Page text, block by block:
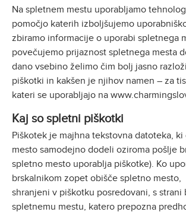
Na spletnem mestu uporabljamo
pomočjo katerih izboljšujemo
zbiramo informacije o uporabi spletnega
povečujemo prijaznost spletnega mesta
dano vsebino želimo čim bolj jasno
piškotki in kakšen je njihov namen – za
kateri se uporabljajo na
Kaj so spletni piškotki
Piškotek je majhna tekstovna datoteka,
mesto samodejno dodeli oziroma pošlje
spletno mesto uporablja piškotke). Ko
brskalnikom zopet obišče spletno mesto,
shranjeni v piškotku posredovani, s strani
spletnemu mestu, katero prepozna